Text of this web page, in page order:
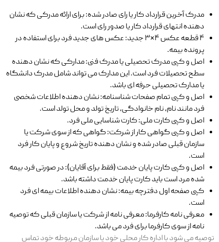
مدرک آخرین قرارداد کار یا رای صادر شده: برای ارائه مدرکی که نشان
دهنده انتهای قرارداد کار یا صدور رای است.
۴ قطعه عکس ۴*۳ جدید: عکس ‌های جدید فرد برای استفاده در
پرونده بیمه.
اصل و کپی مدرک تحصیلی یا مدرک فنی: مدارکی که نشان دهنده
سطح تحصیلات فرد است. این مدارک می ‌تواند شامل مدرک دانشگاه
یا مدارک تحصیلی حرفه ‌ای باشد.
اصل و کپی تمام صفحات شناسنامه: نشان دهنده اطلاعات شخصی
فرد مانند نام، نام خانوادگی، تاریخ تولد و محل تولد است.
اصل و کپی کارت ملی: کارت شناسایی ملی فرد.
اصل و کپی گواهی کار از شرکت: گواهی که از سوی شرکت یا
سازمان قبلی صادر شده و نشان دهنده تاریخ شروع و پایان کار فرد
است.
اصل و کپی کارت پایان خدمت (فقط برای آقایان): در صورتی فرد بیمه
شده مرد است باید کارت پایان خدمت داشته باشد.
کپی صفحه اول دفترچه بیمه: نشان دهنده اطلاعات بیمه ‌ای فرد
است.
معرفی ‌نامه کارفرما: معرفی ‌نامه از شرکت یا سازمان قبلی که توصیه
‌نامه از سوی کارفرما برای فرد می باشد.
توصیه می ‌شود با اداره کار محلی خود یا سازمان مربوطه خود تماس